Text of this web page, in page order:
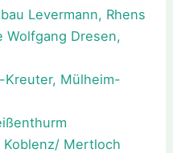
Levermann, Rhens
Wolfgang Dresen,
Kreuter, Mülheim-
Mertloch